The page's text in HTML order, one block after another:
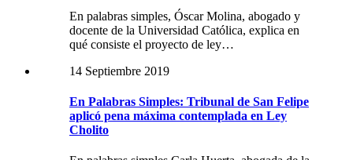
En palabras simples, Óscar Molina, abogado y
docente de la Universidad Católica, explica en
qué consiste el proyecto de ley…
14 Septiembre 2019
En Palabras Simples: Tribunal de San Felipe
aplicó pena máxima contemplada en Ley
Cholito